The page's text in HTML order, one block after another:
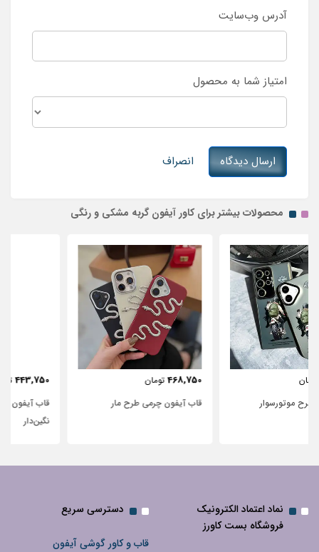
آدرس وب‌سایت
امتیاز شما به محصول
ارسال دیدگاه انصراف
محصولات بیشتر برای کاور آیفون گربه‌ مشکی و رنگی
قاب آیفون چرمی طرح مار
443,750
قاب آیفون شفاف با پاپیون سفید و
نماد اعتماد الکترونیک
فروشگاه بست کاورز
دسترسی سریع
قاب و کاور گوشی آیفون